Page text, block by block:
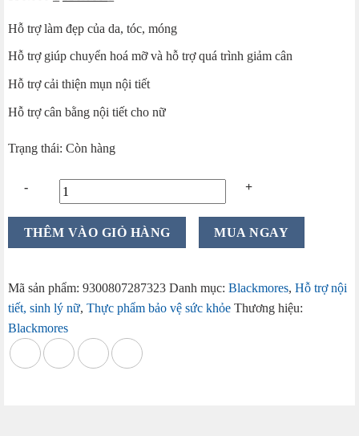
là:
590.000 ₫.
tại
là:
530.000 ₫.
Hỗ trợ làm đẹp của da, tóc, móng
Hỗ trợ giúp chuyển hoá mỡ và hỗ trợ quá trình giảm cân
Hỗ trợ cải thiện mụn nội tiết
Hỗ trợ cân bằng nội tiết cho nữ
Trạng thái: Còn hàng
Viên
anh
thảo
Blackmores
Evening
Primrose
Oil
THÊM VÀO GIỎ HÀNG MUA NGAY
Mã sản phẩm: 9300807287323 Danh mục: Blackmores, Hỗ trợ nội
tiết, sinh lý nữ, Thực phẩm bảo vệ sức khỏe Thương hiệu:
Blackmores